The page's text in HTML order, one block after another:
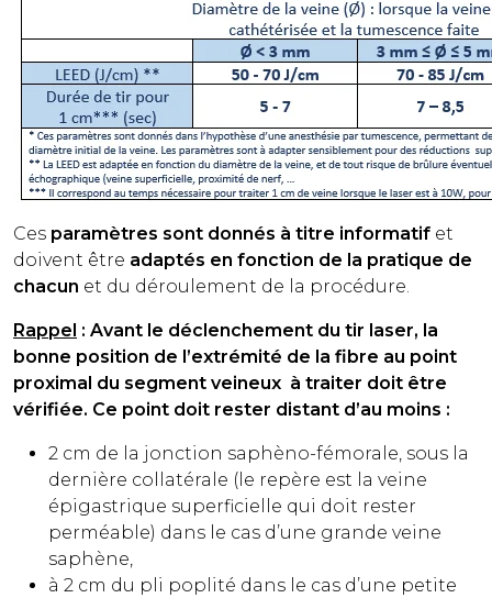
Ces paramètres sont donnés à titre informatif et
doivent être adaptés en fonction de la pratique de
chacun et du déroulement de la procédure.
Rappel : Avant le déclenchement du tir laser, la
bonne position de l’extrémité de la fibre au point
proximal du segment veineux à traiter doit être
vérifiée. Ce point doit rester distant d’au moins :
2 cm de la jonction saphèno-fémorale, sous la
dernière collatérale (le repère est la veine
épigastrique superficielle qui doit rester
perméable) dans le cas d’une grande veine
saphène,
à 2 cm du pli poplité dans le cas d’une petite